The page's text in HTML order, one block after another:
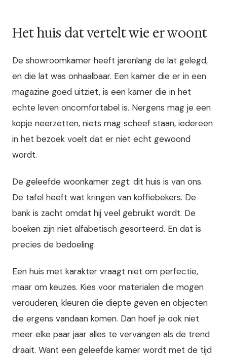
Het huis dat vertelt wie er woont
De showroomkamer heeft jarenlang de lat gelegd,
en die lat was onhaalbaar. Een kamer die er in een
magazine goed uitziet, is een kamer die in het
echte leven oncomfortabel is. Nergens mag je een
kopje neerzetten, niets mag scheef staan, iedereen
in het bezoek voelt dat er niet echt gewoond
wordt.
De geleefde woonkamer zegt: dit huis is van ons.
De tafel heeft wat kringen van koffiebekers. De
bank is zacht omdat hij veel gebruikt wordt. De
boeken zijn niet alfabetisch gesorteerd. En dat is
precies de bedoeling.
Een huis met karakter vraagt niet om perfectie,
maar om keuzes. Kies voor materialen die mogen
verouderen, kleuren die diepte geven en objecten
die ergens vandaan komen. Dan hoef je ook niet
meer elke paar jaar alles te vervangen als de trend
draait. Want een geleefde kamer wordt met de tijd